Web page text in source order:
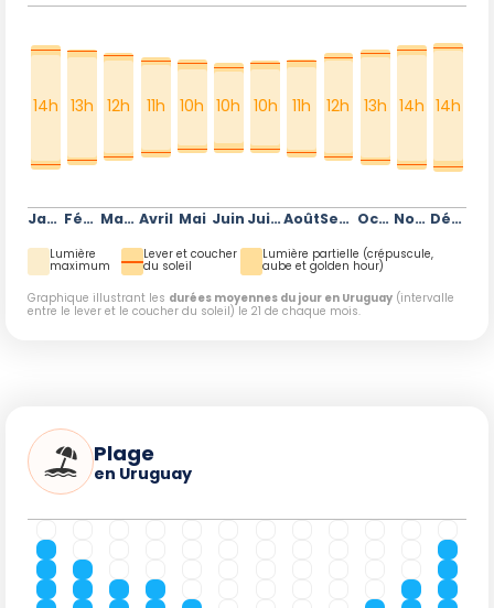
Janvier
14h
Février
13h
Mars
12h
Avril
11h
Mai
10h
Juin
10h
Juillet
10h
Août
11h
Septembre
12h
Octobre
13h
Novembre
14h
Décembre
14h
Lumière
maximum
Lever et coucher
du soleil
Lumière partielle (crépuscule,
aube et golden hour)
Graphique illustrant les durées moyennes du jour en Uruguay (intervalle
entre le lever et le coucher du soleil) le 21 de chaque mois.
Plage
en Uruguay